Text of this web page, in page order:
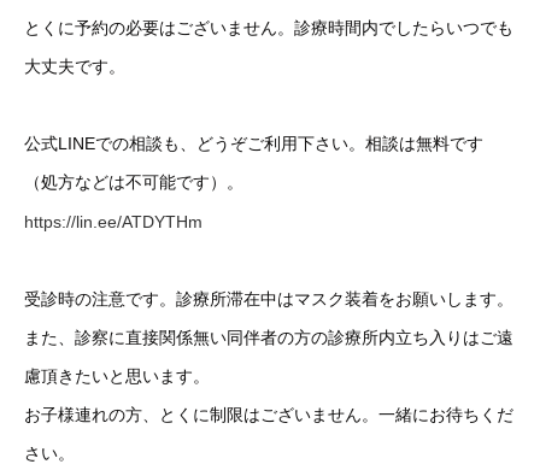
とくに予約の必要はございません。診療時間内でしたらいつでも
大丈夫です。
公式LINEでの相談も、どうぞご利用下さい。相談は無料です
（処方などは不可能です）。
https://lin.ee/ATDYTHm
受診時の注意です。診療所滞在中はマスク装着をお願いします。
また、診察に直接関係無い同伴者の方の診療所内立ち入りはご遠
慮頂きたいと思います。
お子様連れの方、とくに制限はございません。一緒にお待ちくだ
さい。